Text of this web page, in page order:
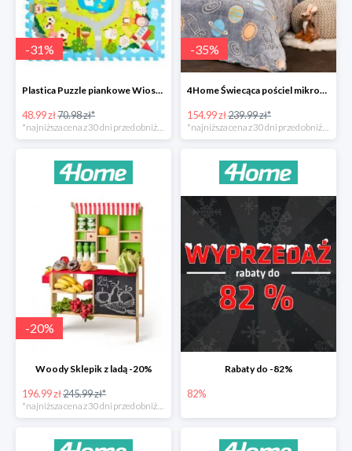
-31%
Plastica Puzzle piankowe Wioska -31%
48.99 zł70.98 zł*
-35%
4Home Świecąca pościel mikroflanela Planetarium -35%
154.99 zł239.99 zł*
-20%
Woody Sklepik z ladą -20%
196.99 zł245.99 zł*
*najniższa cena z 30 dni przed obniżką
Rabaty do -82%
82%